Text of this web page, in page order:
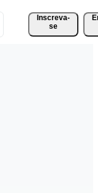
Inscreva-
se